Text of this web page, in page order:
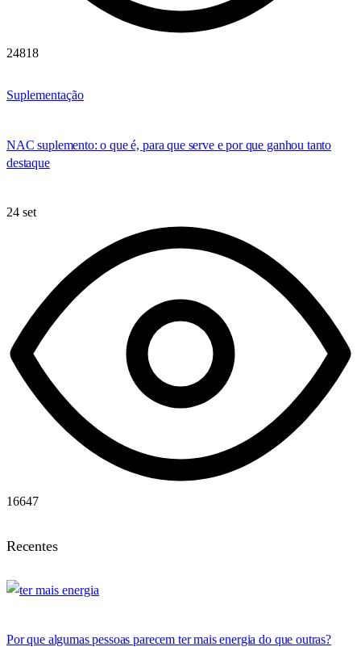
24818
Suplementação
NAC suplemento: o que é, para que serve e por que ganhou tanto
destaque
24 set
16647
Recentes
Por que algumas pessoas parecem ter mais energia do que outras?